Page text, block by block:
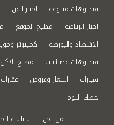
فيديوهات متنوعة
اخبار الفن
اخبار الرياضة
مطبخ الموقع
الاقتصاد والبورصة
كمبيوتر
فيديوهات فضائيات
مطبخ
سيارات
اسعار وعروض
حظك اليوم
من نحن
سياسة